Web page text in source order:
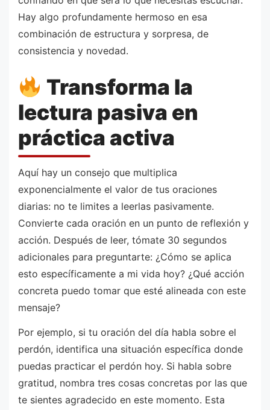
Hay algo profundamente hermoso en esa
combinación de estructura y sorpresa, de
consistencia y novedad.
Transforma la
lectura pasiva en
práctica activa
Aquí hay un consejo que multiplica
exponencialmente el valor de tus oraciones
diarias: no te limites a leerlas pasivamente.
Convierte cada oración en un punto de reflexión y
acción. Después de leer, tómate 30 segundos
adicionales para preguntarte: ¿Cómo se aplica
esto específicamente a mi vida hoy? ¿Qué acción
concreta puedo tomar que esté alineada con este
mensaje?
Por ejemplo, si tu oración del día habla sobre el
perdón, identifica una situación específica donde
puedas practicar el perdón hoy. Si habla sobre
gratitud, nombra tres cosas concretas por las que
te sientes agradecido en este momento. Esta